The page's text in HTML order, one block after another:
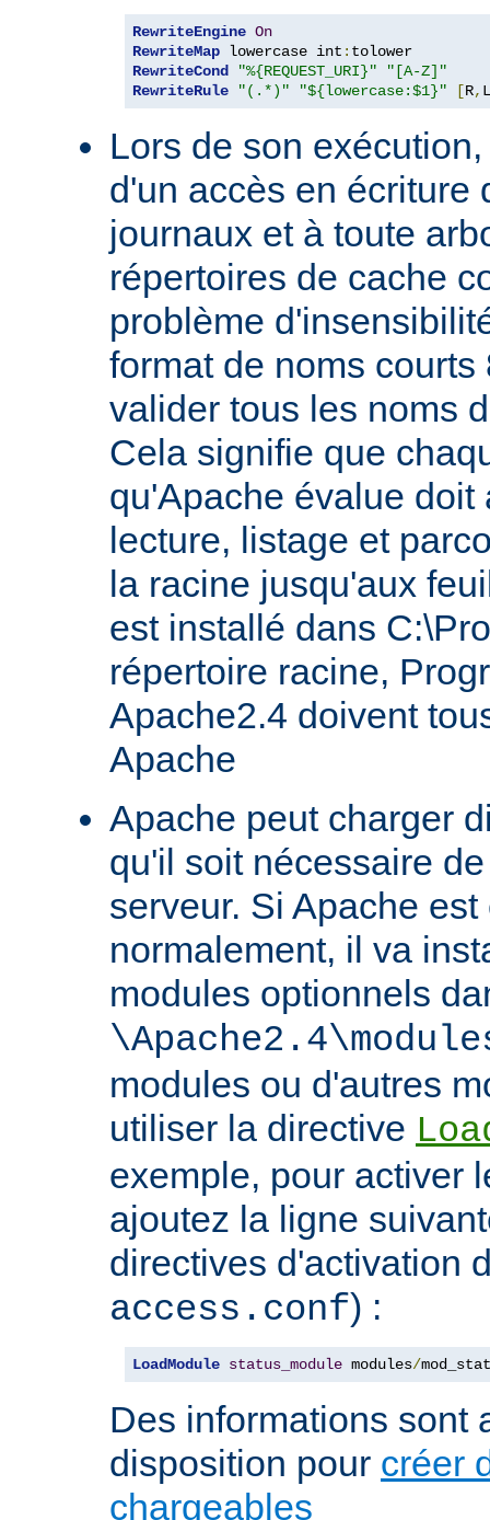
RewriteEngine On
RewriteMap lowercase int :
RewriteCond
"%{REQUEST_URI}"
"[A-Z]"
RewriteRule
"(.*)" "${lowercase:$1}" [R, L
Lors de son
d'un accès en écriture
journaux et à toute
répertoires de cache
problème
format de noms courts
valider tous les noms
Cela signifie que
qu'Apache évalue doit
lecture, listage et
la racine jusqu'aux
est installé dans
répertoire racine,
Apache2.4 doivent
Apache
Apache peut charger
qu'il soit nécessaire
serveur. Si Apache
normalement, il va
modules optionnels
modules ou d'autres
utiliser la directive
exemple, pour activer
ajoutez la ligne
directives d'activation
access.conf) :
LoadModule status_module modules/
Des informations sont
disposition pour créer
chargeables